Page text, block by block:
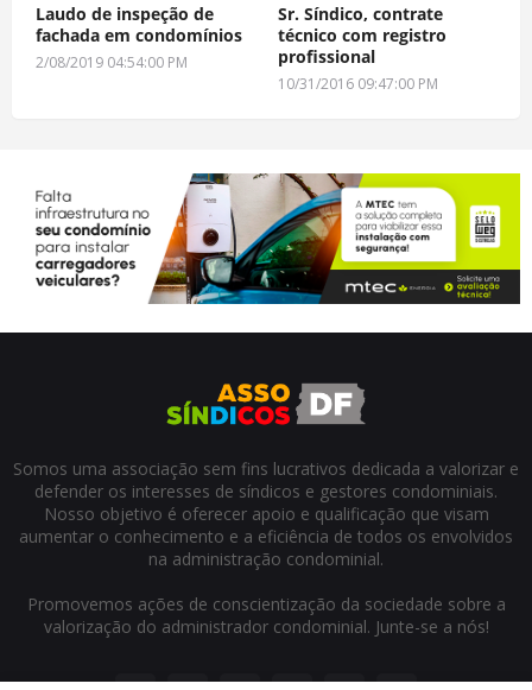
Laudo de inspeção de
fachada em condomínios
2/08/2019 04:54:00 PM
Sr. Síndico, contrate
técnico com registro
profissional
10/31/2016 09:47:00 PM
Somos uma associação sem fins lucrativos dedicada a valorizar e
defender os interesses de síndicos e gestores condominiais.
Nosso objetivo é oferecer apoio e qualificação que visam
aumentar o conhecimento e a eficiência de todos os envolvidos
na administração condominial.
Promovemos ações de conscientização da sociedade sobre a
valorização do administrador condominial. Junte-se a nós!